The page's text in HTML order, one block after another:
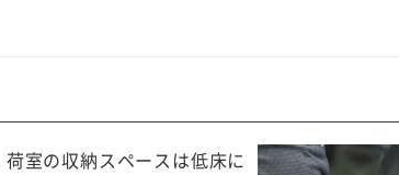
室の収納スペースは低床に